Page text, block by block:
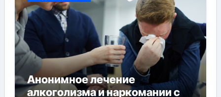
Анонимное лечение
алкоголизма и наркомании с